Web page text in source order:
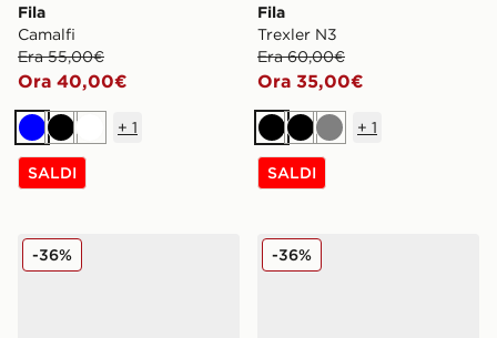
Fila
Camalfi
Era 55,00€
Ora 40,00€
BluNeroBianco
+ 1
SALDI
Fila
Trexler N3
Era 60,00€
Ora 35,00€
NeroNeroGrigio
+ 1
SALDI
Fila Camalfi
-36% Fila RGB Fuse
-36%